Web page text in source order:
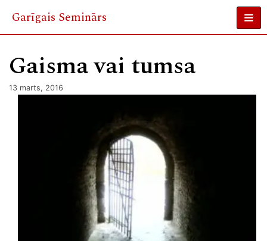
Skip
content
Garīgais Seminārs
Gaisma vai tumsa
13 marts, 2016